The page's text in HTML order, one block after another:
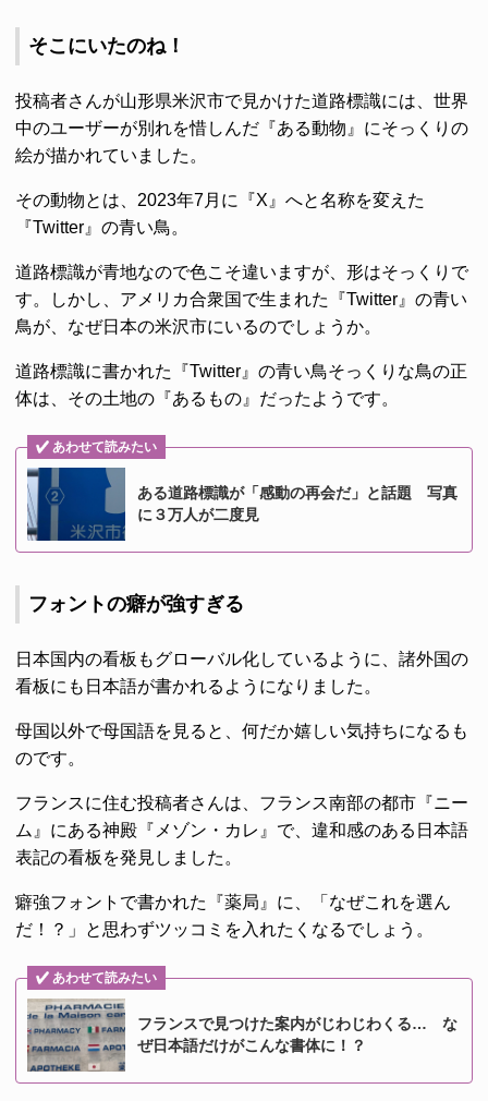
そこにいたのね！
投稿者さんが山形県米沢市で見かけた道路標識には、世界
中のユーザーが別れを惜しんだ『ある動物』にそっくりの
絵が描かれていました。
その動物とは、2023年7月に『X』へと名称を変えた
『Twitter』の青い鳥。
道路標識が青地なので色こそ違いますが、形はそっくりで
す。しかし、アメリカ合衆国で生まれた『Twitter』の青い
鳥が、なぜ日本の米沢市にいるのでしょうか。
道路標識に書かれた『Twitter』の青い鳥そっくりな鳥の正
体は、その土地の『あるもの』だったようです。
あわせて読みたい
ある道路標識が「感動の再会だ」と話題 写真
に３万人が二度見
フォントの癖が強すぎる
日本国内の看板もグローバル化しているように、諸外国の
看板にも日本語が書かれるようになりました。
母国以外で母国語を見ると、何だか嬉しい気持ちになるも
のです。
フランスに住む投稿者さんは、フランス南部の都市『ニー
ム』にある神殿『メゾン・カレ』で、違和感のある日本語
表記の看板を発見しました。
癖強フォントで書かれた『薬局』に、「なぜこれを選ん
だ！？」と思わずツッコミを入れたくなるでしょう。
あわせて読みたい
フランスで見つけた案内がじわじわくる… な
ぜ日本語だけがこんな書体に！？